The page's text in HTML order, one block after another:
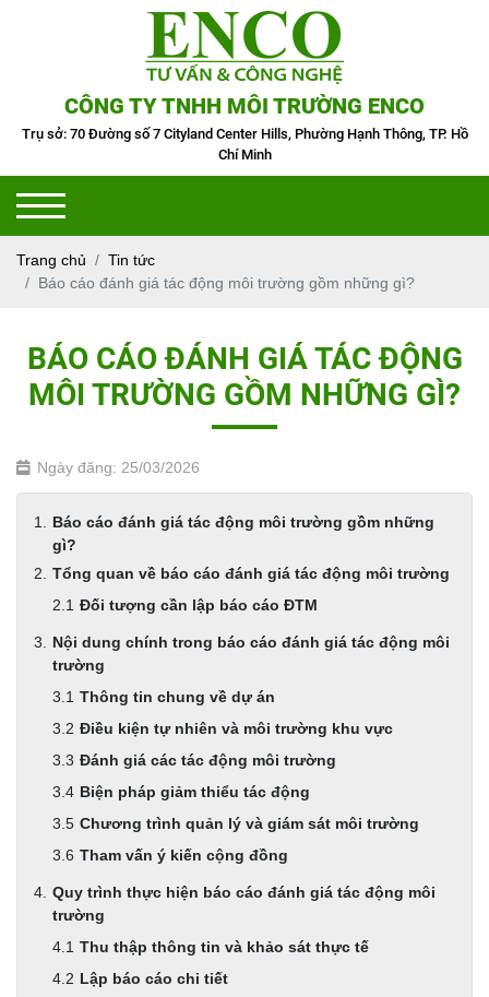
CÔNG TY TNHH MÔI TRƯỜNG ENCO
Trụ sở: 70 Đường số 7 Cityland Center Hills, Phường Hạnh Thông, TP. Hồ
Chí Minh
Trang chủ
Tin tức
Báo cáo đánh giá tác động môi trường gồm những gì?
BÁO CÁO ĐÁNH GIÁ TÁC ĐỘNG
MÔI TRƯỜNG GỒM NHỮNG GÌ?
Ngày đăng: 25/03/2026
Báo cáo đánh giá tác động môi trường gồm những
gì?
Tổng quan về báo cáo đánh giá tác động môi trường
Đối tượng cần lập báo cáo ĐTM
Nội dung chính trong báo cáo đánh giá tác động môi
trường
Thông tin chung về dự án
Điều kiện tự nhiên và môi trường khu vực
Đánh giá các tác động môi trường
Biện pháp giảm thiểu tác động
Chương trình quản lý và giám sát môi trường
Tham vấn ý kiến cộng đồng
Quy trình thực hiện báo cáo đánh giá tác động môi
trường
Thu thập thông tin và khảo sát thực tế
Lập báo cáo chi tiết